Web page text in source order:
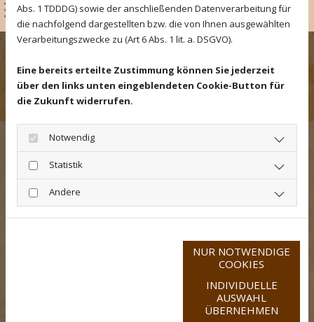
Datenschutzerklärung
Wolf & Schuranski GdbR
Waldweg 17/2
Telefon
06221 - 452121
Google Maps inaktiv
Aufgrund Ihrer Cookie-
Abs. 1 TDDDG) sowie der anschließenden Datenverarbeitung für
die nachfolgend dargestellten bzw. die von Ihnen ausgewählten
Verarbeitungszwecke zu (Art 6 Abs. 1 lit. a. DSGVO).
Eine bereits erteilte Zustimmung können Sie jederzeit
über den links unten eingeblendeten Cookie-Button für
die Zukunft widerrufen.
Notwendig
Statistik
Andere
NUR NOTWENDIGE
COOKIES
INDIVIDUELLE
AUSWAHL
ÜBERNEHMEN